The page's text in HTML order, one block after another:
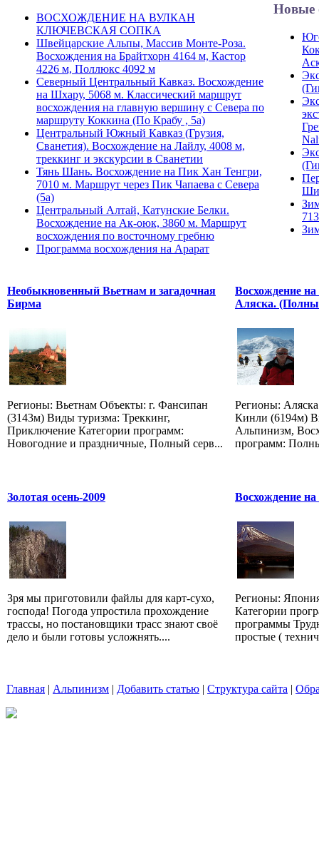
ВОСХОЖДЕНИЕ НА ВУЛКАН
КЛЮЧЕВСКАЯ СОПКА
Швейцарские Альпы, Массив Монте-Роза.
Восхождения на Брайтхорн 4164 м, Кастор
4226 м, Поллюкс 4092 м
Северный Центральный Кавказ. Восхождение
на Шхару, 5068 м. Классический маршрут
восхождения на главную вершину с Севера по
маршруту Коккина (По Крабу , 5а)
Центральный Южный Кавказ (Грузия,
Сванетия). Восхождение на Лайлу, 4008 м,
треккинг и экскурсии в Сванетии
Тянь Шань. Восхождение на Пик Хан Тенгри,
7010 м. Маршрут через Пик Чапаева с Севера
(5а)
Центральный Алтай, Катунские Белки.
Восхождение на Ак-оюк, 3860 м. Маршрут
восхождения по восточному гребню
Программа восхождения на Арарат
Новые
Необыкновенный Вьетнам и загадочная
Бирма
Регионы: Вьетнам Объекты: г. Фансипан
(3143м) Виды туризма: Треккинг,
Приключение Категории программ:
Новогодние и праздничные, Полный серв...
Восхождение
Аляска.
Регионы:
Кинли (6194м)
Альпинизм,
программ:
Золотая осень-2009
Зря мы приготовили файлы для карт-сухо,
господа! Погода упростила прохождение
трассы, но постановщики трасс знают своё
дело и были готовы усложнять....
Восхождение
Регионы:
Категории
программы
простые (
Главная | Альпинизм | Добавить статью | Структура сайта |